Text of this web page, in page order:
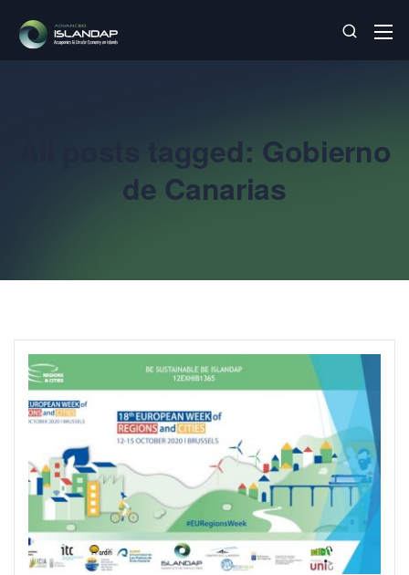
All posts tagged: Gobierno
de Canarias